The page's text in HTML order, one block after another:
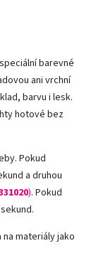
barevné
ani vrchní
barvu i lesk.
hotové bez
Pokud
a druhou
). Pokud
materiály jako